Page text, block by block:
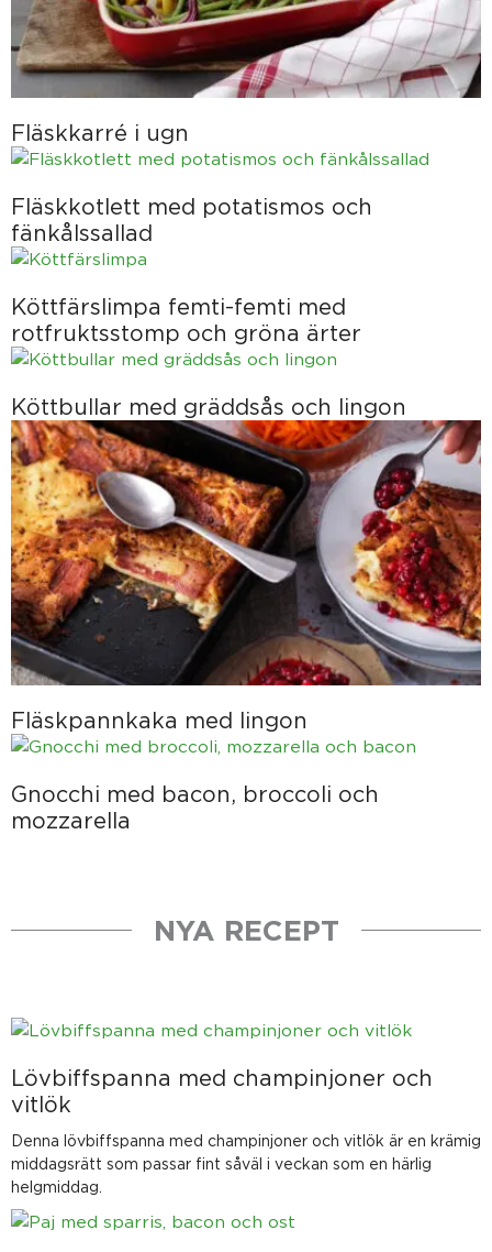
Fläskkarré i ugn
Fläskkotlett med potatismos och
fänkålssallad
Köttfärslimpa femti-femti med
rotfruktsstomp och gröna ärter
Köttbullar med gräddsås och lingon
Fläskpannkaka med lingon
Gnocchi med bacon, broccoli och
mozzarella
NYA RECEPT
Lövbiffspanna med champinjoner och
vitlök
Denna lövbiffspanna med champinjoner och vitlök är en krämig
middagsrätt som passar fint såväl i veckan som en härlig
helgmiddag.
Sida
Sida
SidaSidaSida